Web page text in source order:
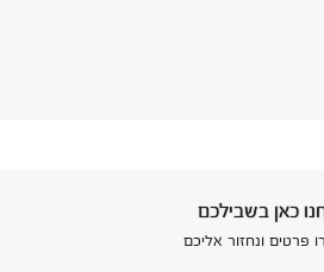
כאן בשבילכם
פרטים ונחזור אליכם